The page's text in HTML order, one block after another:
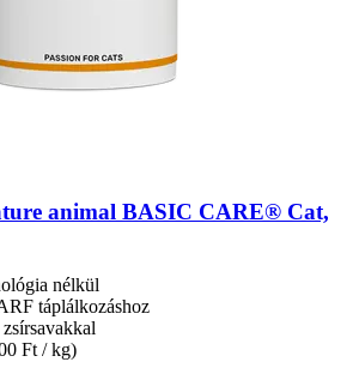
animal BASIC CARE® Cat,
nélkül
táplálkozáshoz
Ft / kg)